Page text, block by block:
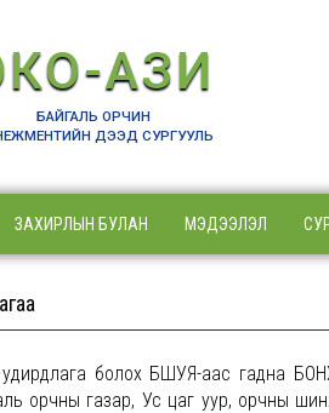
АЗИ
БАЙГАЛЬ ОРЧИН
ДЭЭД СУРГУУЛЬ
ЗАХИРЛЫН БУЛАН МЭДЭЭЛЭЛ
удирдлага болох БШУЯ-аас гадна
орчны газар, Ус цаг уур, орчны